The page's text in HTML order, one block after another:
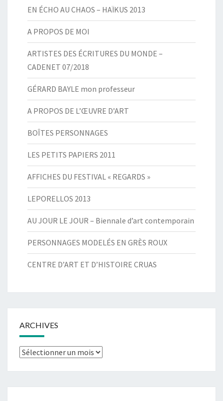
EN ÉCHO AU CHAOS – HAÏKUS 2013
A PROPOS DE MOI
ARTISTES DES ÉCRITURES DU MONDE –
CADENET 07/2018
GÉRARD BAYLE mon professeur
A PROPOS DE L’ŒUVRE D’ART
BOÎTES PERSONNAGES
LES PETITS PAPIERS 2011
AFFICHES DU FESTIVAL « REGARDS »
LEPORELLOS 2013
AU JOUR LE JOUR – Biennale d’art contemporain
PERSONNAGES MODELÉS EN GRÈS ROUX
CENTRE D’ART ET D’HISTOIRE CRUAS
ARCHIVES
Archives